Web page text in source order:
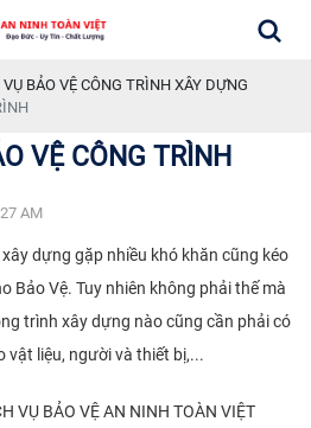
VỤ BẢO VỆ CÔNG TRÌNH XÂY DỰNG
VỆ CÔNG TRÌNH
AM
dựng gặp nhiều khó khăn cũng kéo
Bảo Vệ. Tuy nhiên không phải thế mà
trình xây dựng nào cũng cần phải có
vật liệu, người và thiết bị,...